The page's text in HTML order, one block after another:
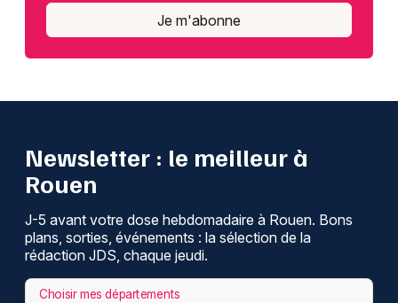
Je m'abonne
Newsletter : le meilleur à
Rouen
J-5 avant votre dose hebdomadaire à Rouen. Bons
plans, sorties, événements : la sélection de la
rédaction JDS, chaque jeudi.
Choisir mes départements